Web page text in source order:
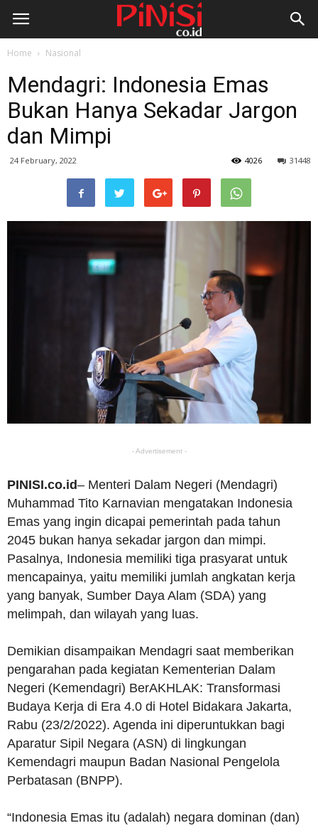
Home Nasional
Mendagri: Indonesia Emas
Bukan Hanya Sekadar Jargon
dan Mimpi
24 February, 2022 31448
4026
- Advertisement -
PINISI.co.id– Menteri Dalam Negeri (Mendagri)
Muhammad Tito Karnavian mengatakan Indonesia
Emas yang ingin dicapai pemerintah pada tahun
2045 bukan hanya sekadar jargon dan mimpi.
Pasalnya, Indonesia memiliki tiga prasyarat untuk
mencapainya, yaitu memiliki jumlah angkatan kerja
yang banyak, Sumber Daya Alam (SDA) yang
melimpah, dan wilayah yang luas.
Demikian disampaikan Mendagri saat memberikan
pengarahan pada kegiatan Kementerian Dalam
Negeri (Kemendagri) BerAKHLAK: Transformasi
Budaya Kerja di Era 4.0 di Hotel Bidakara Jakarta,
Rabu (23/2/2022). Agenda ini diperuntukkan bagi
Aparatur Sipil Negara (ASN) di lingkungan
Kemendagri maupun Badan Nasional Pengelola
Perbatasan (BNPP).
“Indonesia Emas itu (adalah) negara dominan (dan)